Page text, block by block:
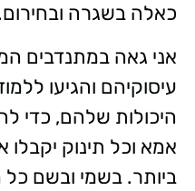
כאלה בשגרה
​אני גאה במתנדבים
עיסוקיהם והגיעו
היכולות שלהם, כדי
אמא וכל תינוק
ביותר. בשמי ובשם כל